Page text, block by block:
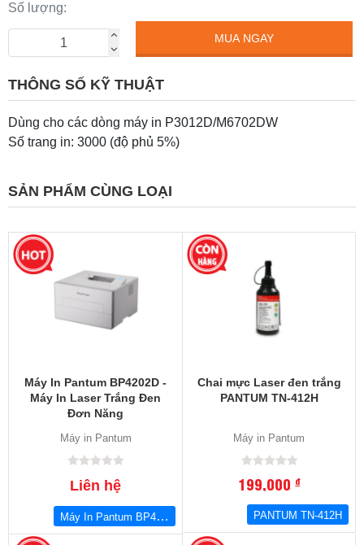
Số lượng:
MUA NGAY
THÔNG SỐ KỸ THUẬT
Dùng cho các dòng máy in P3012D/M6702DW
Số trang in: 3000 (độ phủ 5%)
SẢN PHẨM CÙNG LOẠI
Máy In Pantum BP4202D -
Máy In Laser Trắng Đen
Đơn Năng
Máy in Pantum
Liên hệ
Máy In Pantum BP4202D
Chai mực Laser đen trắng
PANTUM TN-412H
Máy in Pantum
199,000đ
PANTUM TN-412H